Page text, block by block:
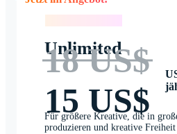
Unlimited
18 US$
15 US$
Für größere Kreative, die in
produzieren und kreative